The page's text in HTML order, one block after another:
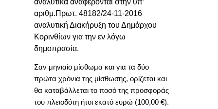
αριθμ.Πρωτ. 48182/24-11-2016
αναλυτική Διακήρυξη του Δημάρχου
Κορινθίων για την εν λόγω
δημοπρασία.
Σαv μηvιαίo μίσθωμα και για τα δύο
πρώτα χρόνια της μίσθωσης, ορίζεται και
θα καταβάλλεται τo πoσό της πρoσφoράς
του πλειοδότη ήτοι εκατό ευρώ (100,00 €).